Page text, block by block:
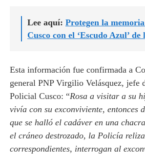
Lee aquí: Protegen la
Cusco con el ‘Escudo Azul’ de
Esta información fue confirmada a
general PNP Virgilio Velásquez, jefe
Policial Cusco: “Rosa a visitar a su
vivía con su exconviviente, entonces
que se halló el cadáver en una
el cráneo destrozado, la Policía
correspondientes, interrogan al